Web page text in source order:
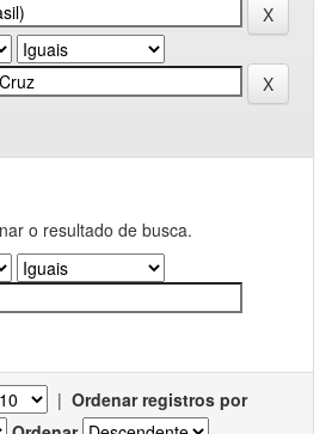
o resultado de busca.
| Ordenar registros por